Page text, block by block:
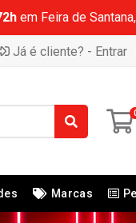
em Feira de
Já é cliente? - Entrar
Marcas